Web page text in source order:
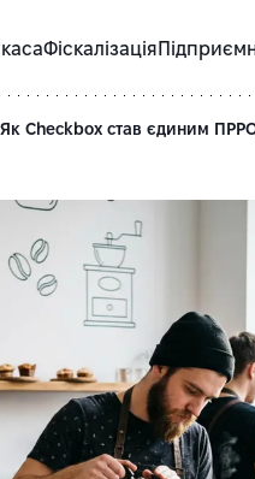
Фіскалізація
Як Checkbox став єдиним